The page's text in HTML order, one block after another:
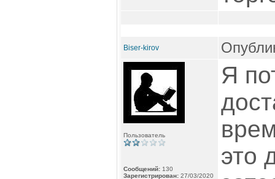
Biser-kirov
Пользователь
Сообщений: 130
Зарегистрирован: 27/03/2020
Я
это